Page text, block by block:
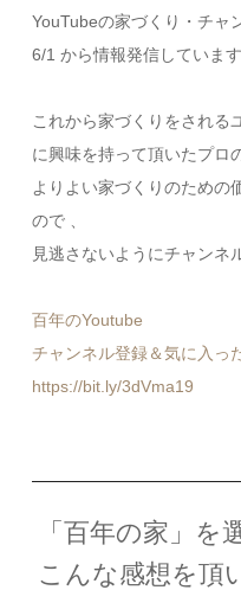
YouTubeの家づくり・チャ
6/1 から情報発信しています
これから家づくりをされる
に興味を持って頂いたプロ
よりよい家づくりのための
ので 、
見逃さないようにチャンネ
百年のYoutube
チャンネル登録＆気に入っ
https://bit.ly/3dVma19
「百年の家」を
こんな感想を頂